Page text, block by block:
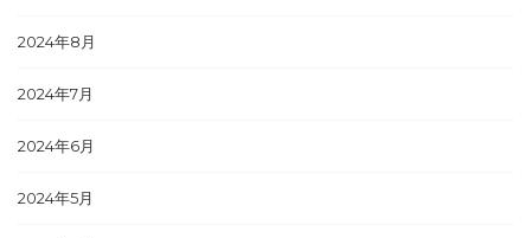
2024年8月
2024年7月
2024年6月
2024年5月